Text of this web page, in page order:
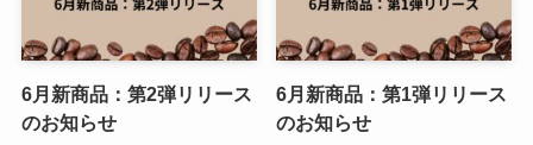
6月新商品：第2弾リリース
のお知らせ
6月新商品：第1弾リリース
のお知らせ